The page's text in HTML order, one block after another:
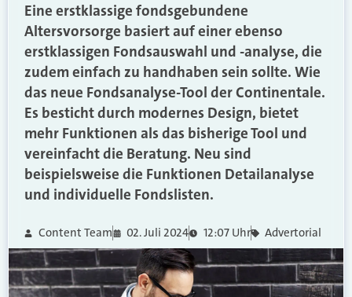
Eine erstklassige fondsgebundene
Altersvorsorge basiert auf einer ebenso
erstklassigen Fondsauswahl und -analyse, die
zudem einfach zu handhaben sein sollte. Wie
das neue Fondsanalyse-Tool der Continentale.
Es besticht durch modernes Design, bietet
mehr Funktionen als das bisherige Tool und
vereinfacht die Beratung. Neu sind
beispielsweise die Funktionen Detailanalyse
und individuelle Fondslisten.
Content Team 02. Juli 2024 12:07 Uhr Advertorial